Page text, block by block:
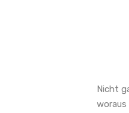
Nicht
woraus